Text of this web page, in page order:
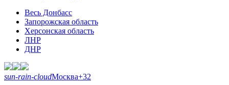
Весь Донбасс
Запорожская область
Херсонская область
ЛНР
ДНР
sun-rain-cloudМосква+32